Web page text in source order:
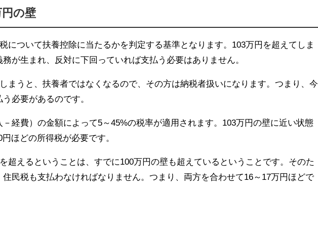
円の壁
について扶養控除に当たるかを判定する基準となります。103万円を超えてしま
が生まれ、反対に下回っていれば支払う必要はありません。
まうと、扶養者ではなくなるので、その方は納税者扱いになります。つまり、今
必要があるのです。
－経費）の金額によって5～45%の税率が適用されます。103万円の壁に近い状態
ほどの所得税が必要です。
超えるということは、すでに100万円の壁も超えているということです。そのた
民税も支払わなければなりません。つまり、両方を合わせて16～17万円ほどで